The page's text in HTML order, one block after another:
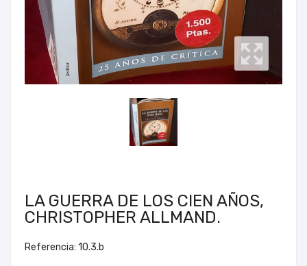
LA GUERRA DE LOS CIEN AÑOS,
CHRISTOPHER ALLMAND.
Referencia: 10.3.b